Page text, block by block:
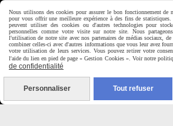

Paiement sécurisé
CB Crédit Agricole
Virement bancaire
Nous utilisons des cookies pour assurer le bon fonctionnement de
pour vous offrir une meilleure expérience à des fins de
peuvent utiliser des cookies ou d'autres technologies pour
personnelles comme votre visite sur notre site. Nous
l'utilisation de notre site avec nos partenaires de médias sociaux,
combiner celles-ci avec d'autres informations que vous leur avez
votre utilisation de leurs services. Vous pouvez retirer votre
l'aide du lien en pied de page « Gestion Cookies ». Voir notre
de confidentialité
Personnaliser Tout refuser